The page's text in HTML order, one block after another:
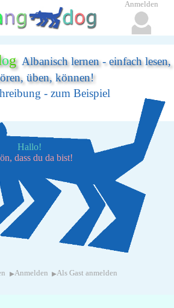
ogAlbanisch lernen - einfach lesen,
üben, können!
- zum Beispiel
Hallo!
dass du da bist!
▸Anmelden ▸Als Gast anmelden
Anmelden